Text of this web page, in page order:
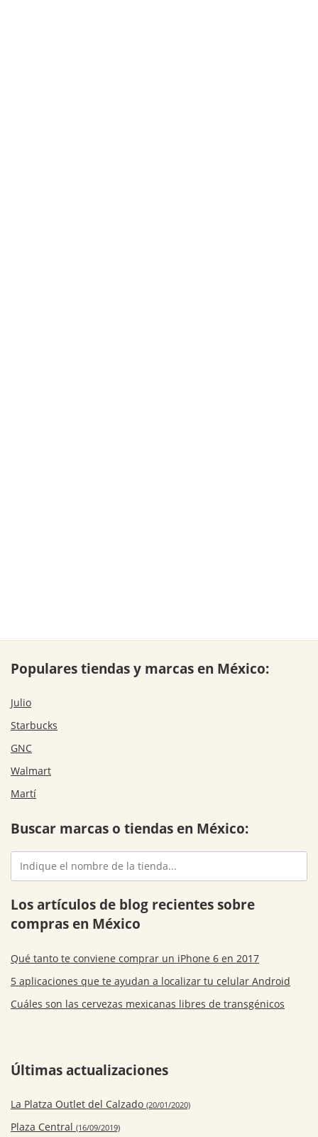
Populares tiendas y marcas en México:
Julio
Starbucks
GNC
Walmart
Martí
Buscar marcas o tiendas en México:
Los artículos de blog recientes sobre
compras en México
Qué tanto te conviene comprar un iPhone 6 en 2017
5 aplicaciones que te ayudan a localizar tu celular Android
Cuáles son las cervezas mexicanas libres de transgénicos
Últimas actualizaciones
La Platza Outlet del Calzado (20/01/2020)
Plaza Central (16/09/2019)